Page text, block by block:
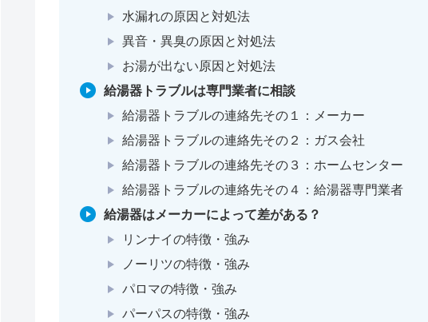
水漏れの原因と対処法
異音・異臭の原因と対処法
お湯が出ない原因と対処法
給湯器トラブルは専門業者に相談
給湯器トラブルの連絡先その１：メーカー
給湯器トラブルの連絡先その２：ガス会社
給湯器トラブルの連絡先その３：ホームセンター
給湯器トラブルの連絡先その４：給湯器専門業者
給湯器はメーカーによって差がある？
リンナイの特徴・強み
ノーリツの特徴・強み
パロマの特徴・強み
パーパスの特徴・強み